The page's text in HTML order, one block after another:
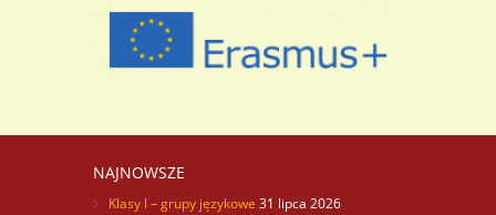
NAJNOWSZE
Klasy I – grupy językowe 31 lipca 2026